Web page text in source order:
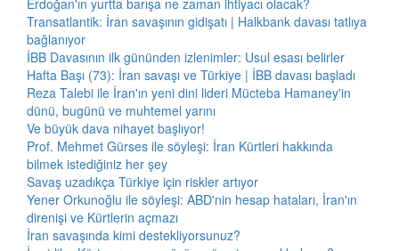
Erdoğan'ın yurtta barışa ne zaman ihtiyacı olacak?
Transatlantik: İran savaşının gidişatı | Halkbank davası tatlıya
bağlanıyor
İBB Davasının ilk gününden izlenimler: Usul esası belirler
Hafta Başı (73): İran savaşı ve Türkiye | İBB davası başladı
Reza Talebi ile İran'ın yeni dini lideri Mücteba Hamaney'in
dünü, bugünü ve muhtemel yarını
Ve büyük dava nihayet başlıyor!
Prof. Mehmet Gürses ile söyleşi: İran Kürtleri hakkında
bilmek istediğiniz her şey
Savaş uzadıkça Türkiye için riskler artıyor
Yener Orkunoğlu ile söyleşi: ABD'nin hesap hataları, İran'ın
direnişi ve Kürtlerin açmazı
İran savaşında kimi destekliyorsunuz?